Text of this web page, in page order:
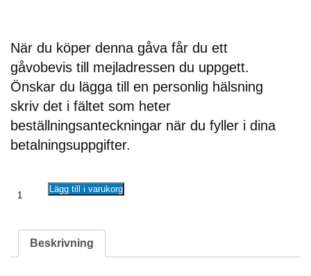
När du köper denna gåva får du ett
gåvobevis till mejladressen du uppgett.
Önskar du lägga till en personlig hälsning
skriv det i fältet som heter
beställningsanteckningar när du fyller i dina
betalningsuppgifter.
Lägg till i varukorg
Beskrivning